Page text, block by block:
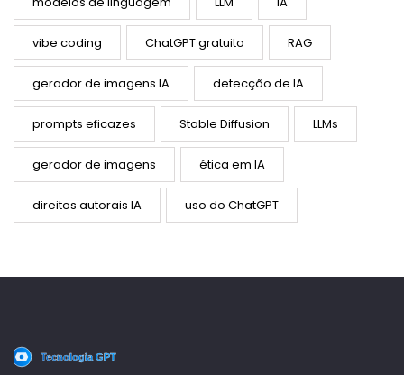
vibe coding ChatGPT gratuito RAG
gerador de imagens IA detecção de IA
prompts eficazes Stable Diffusion LLMs
gerador de imagens ética em IA
direitos autorais IA uso do ChatGPT